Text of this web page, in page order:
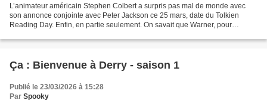
L’animateur américain Stephen Colbert a surpris pas mal de monde avec
son annonce conjointe avec Peter Jackson ce 25 mars, date du Tolkien
Reading Day. Enfin, en partie seulement. On savait que Warner, pour
Ça : Bienvenue à Derry - saison 1
Publié le 23/03/2026 à 15:28
Par Spooky